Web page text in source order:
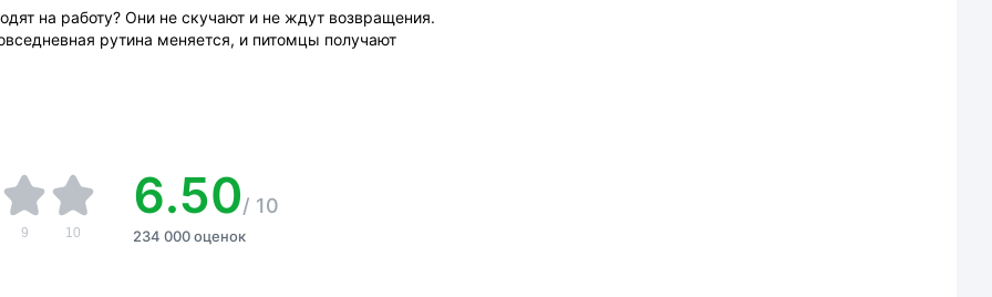
на работу? Они не скучают и не ждут возвращения.
рутина меняется, и питомцы получают
9 10
6.50/ 10
234 000 оценок